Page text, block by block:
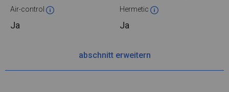
Air-control
Ja
Hermetic
Ja
abschnitt erweitern